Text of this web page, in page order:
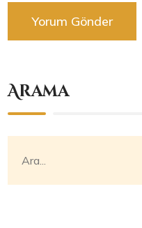
Arama